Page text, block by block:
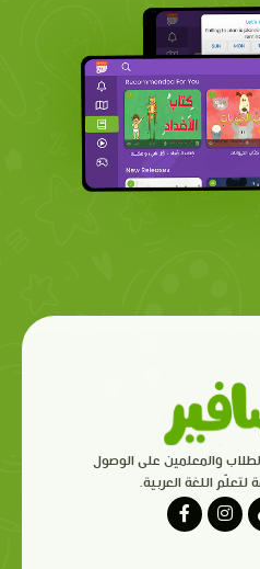
والمعلمين على الوصول
لتعلّم اللغة العربية.